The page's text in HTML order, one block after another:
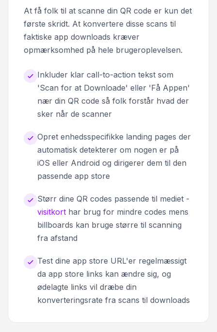
At få folk til at scanne din QR code er kun det
første skridt. At konvertere disse scans til
faktiske app downloads kræver
opmærksomhed på hele brugeroplevelsen.
Inkluder klar call-to-action tekst som
'Scan for at Downloade' eller 'Få Appen'
nær din QR code så folk forstår hvad der
sker når de scanner
Opret enhedsspecifikke landing pages der
automatisk detekterer om nogen er på
iOS eller Android og dirigerer dem til den
passende app store
Størr dine QR codes passende til mediet -
visitkort har brug for mindre codes mens
billboards kan bruge større til scanning
fra afstand
Test dine app store URL'er regelmæssigt
da app store links kan ændre sig, og
ødelagte links vil dræbe din
konverteringsrate fra scans til downloads